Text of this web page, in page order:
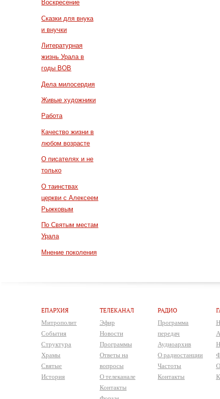
Воскресение
Сказки для внука
и внучки
Литературная
жизнь Урала в
годы ВОВ
Дела милосердия
Живые художники
Работа
Качество жизни в
любом возрасте
О писателях и не
только
О таинствах
церкви с Алексеем
Рыжковым
По Святым местам
Урала
Мнение поколения
ЕПАРХИЯ
Митрополит
События
Структура
Храмы
Святые
История
ТЕЛЕКАНАЛ
Эфир
Новости
Программы
Ответы на
вопросы
О телеканале
Контакты
РАДИО
Программа
передач
Аудиоархив
О радиостанции
Частоты
Контакты